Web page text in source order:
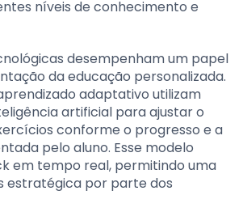
níveis de conhecimento e
desempenham um papel
da educação personalizada.
adaptativo utilizam
artificial para ajustar o
conforme o progresso e a
pelo aluno. Esse modelo
em tempo real, permitindo uma
estratégica por parte dos